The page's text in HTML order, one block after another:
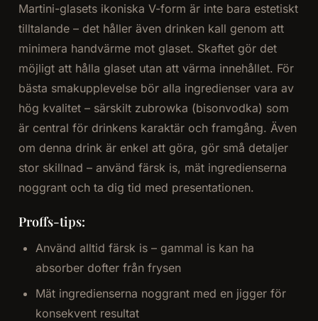
Martini-glasets ikoniska V-form är inte bara estetiskt
tilltalande – det håller även drinken kall genom att
minimera handvärme mot glaset. Skaftet gör det
möjligt att hålla glaset utan att värma innehållet. För
bästa smakupplevelse bör alla ingredienser vara av
hög kvalitet – särskilt zubrowka (bisonvodka) som
är central för drinkens karaktär och framgång. Även
om denna drink är enkel att göra, gör små detaljer
stor skillnad – använd färsk is, mät ingredienserna
noggrant och ta dig tid med presentationen.
Proffs-tips:
Använd alltid färsk is – gammal is kan ha
absorber dofter från frysen
Mät ingredienserna noggrant med en jigger för
konsekvent resultat